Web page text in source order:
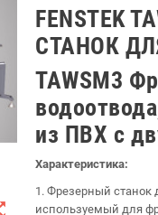
FENSTEK
СТАНОК
TAWSM3
из ПВХ с
Характеристика:
1. Фрезерный станок
используемый для